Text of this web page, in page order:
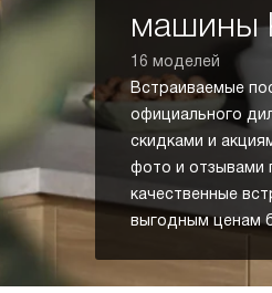
машины
16 моделей
Встраиваемые
официального
скидками и
фото и отзывами
качественные
выгодным ценам